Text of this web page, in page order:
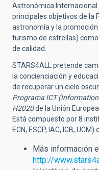
Astronómica Internacional
principales objetivos de la
astronomía y la
turismo de estrellas)
de calidad.
STARS4ALL pretende
la concienciación y
de recuperar un cielo
Programa ICT
H2020de la Unión
Está compuesto por 8
ECN, ESCP, IAC, IGB, UCM)
Más información
http://